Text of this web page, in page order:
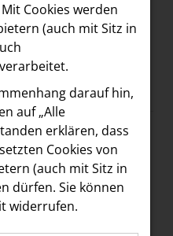
die
Cookies werden
(auch mit Sitz in
darauf hin,
auf „Alle
erklären, dass
Cookies von
(auch mit Sitz in
dürfen. Sie können
widerrufen.